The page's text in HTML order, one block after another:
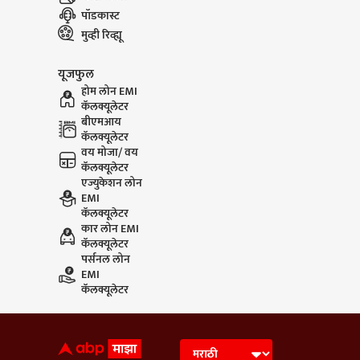
पॉडकास्ट
मुव्ही रिव्ह्यू
यूजफुल
होम लोन EMI
कॅलक्यूलेटर
बीएमआय
कॅलक्यूलेटर
वय मोजा/ वय
कॅलक्यूलेटर
एज्युकेशन लोन
EMI
कॅलक्यूलेटर
कार लोन EMI
कॅलक्यूलेटर
पर्सनल लोन
EMI
कॅलक्यूलेटर